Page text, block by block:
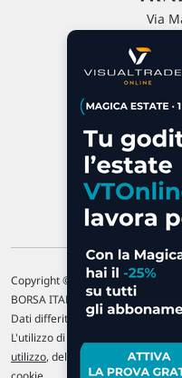
Via
P.IVA
Copyright © 1996-2026 Traderlink
BORSA ITALIANA Quotazioni di
Dati differiti di 15 min. (fonte
L'utilizzo di questo sito implica
utilizzo, del Disclaimer MAR, delle